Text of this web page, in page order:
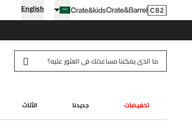
English
تخفيضات
جديدنا الأثاث